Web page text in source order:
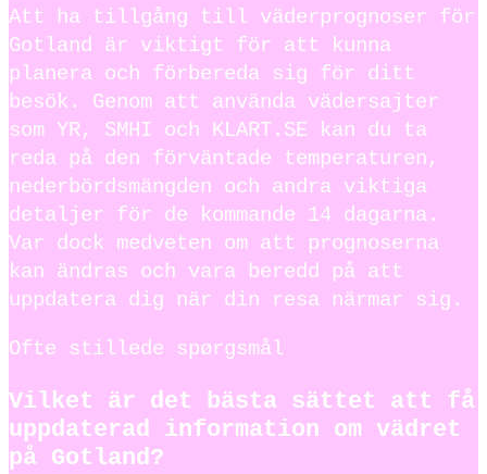
Att ha tillgång till väderprognoser för
Gotland är viktigt för att kunna
planera och förbereda sig för ditt
besök. Genom att använda vädersajter
som YR, SMHI och KLART.SE kan du ta
reda på den förväntade temperaturen,
nederbördsmängden och andra viktiga
detaljer för de kommande 14 dagarna.
Var dock medveten om att prognoserna
kan ändras och vara beredd på att
uppdatera dig när din resa närmar sig.
Ofte stillede spørgsmål
Vilket är det bästa sättet att få
uppdaterad information om vädret
på Gotland?